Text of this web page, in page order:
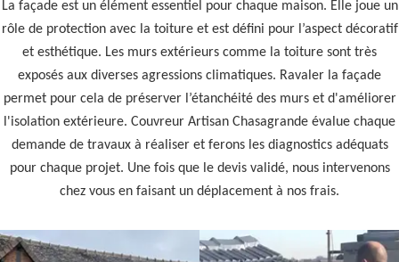
La façade est un élément essentiel pour chaque maison. Elle joue un
rôle de protection avec la toiture et est défini pour l’aspect décoratif
et esthétique. Les murs extérieurs comme la toiture sont très
exposés aux diverses agressions climatiques. Ravaler la façade
permet pour cela de préserver l’étanchéité des murs et d'améliorer
l'isolation extérieure. Couvreur Artisan Chasagrande évalue chaque
demande de travaux à réaliser et ferons les diagnostics adéquats
pour chaque projet. Une fois que le devis validé, nous intervenons
chez vous en faisant un déplacement à nos frais.